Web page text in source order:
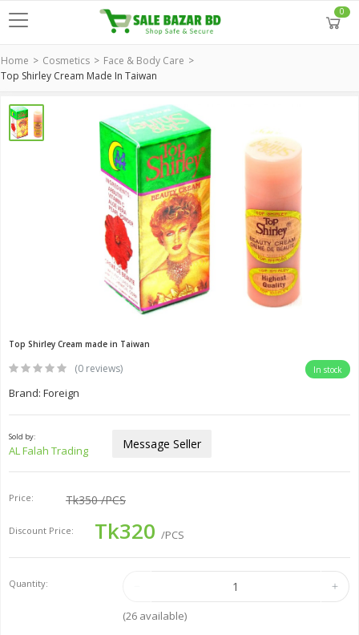
0
Home Cosmetics
Face & Body Care
Top Shirley Cream Made In Taiwan
Top Shirley Cream made in Taiwan
(0 reviews) In stock
Brand: Foreign
Sold by:
AL Falah Trading Message Seller
Price: Tk350/PCS
Discount Price: Tk320 /PCS
Quantity:
(26available)